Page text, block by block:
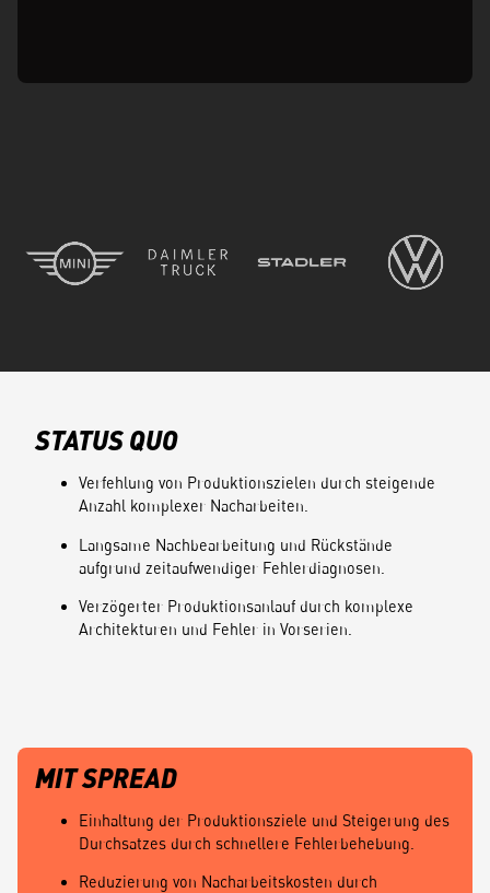
STATUS QUO
Verfehlung von Produktionszielen durch steigende
Anzahl komplexer Nacharbeiten.
Langsame Nachbearbeitung und Rückstände
aufgrund zeitaufwendiger Fehlerdiagnosen.
Verzögerter Produktionsanlauf durch komplexe
Architekturen und Fehler in Vorserien.
MIT SPREAD
Einhaltung der Produktionsziele und Steigerung des
Durchsatzes durch schnellere Fehlerbehebung.
Reduzierung von Nacharbeitskosten durch